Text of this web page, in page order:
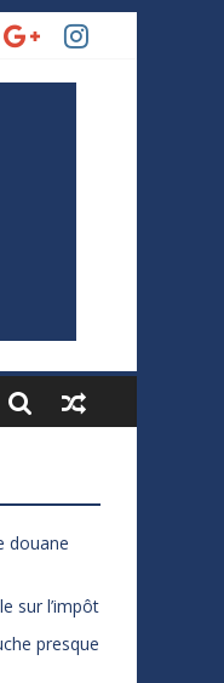
douane
sur l’impôt
presque